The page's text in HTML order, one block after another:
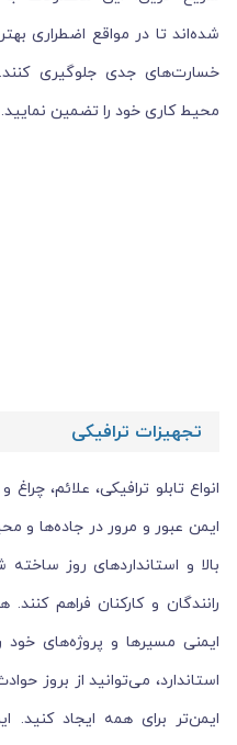
شده‌اند تا در مواقع اضطراری
خسارت‌های جدی جلوگیری
محیط کاری خود را تضمین نمایید.
تجهیزات ترافیکی
انواع تابلو ترافیکی، علائم،
ایمن عبور و مرور در جاده‌ها و
بالا و استانداردهای روز
رانندگان و کارکنان فراهم
ایمنی مسیرها و پروژه‌های خود
استاندارد، می‌توانید از بروز
ایمن‌تر برای همه ایجاد